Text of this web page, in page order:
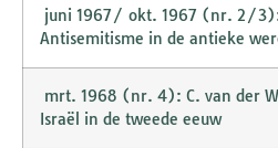
juni 1967/ okt. 1967 (nr. 2/3):
Antisemitisme in de antieke
mrt. 1968 (nr. 4): C. van der
Israël in de tweede eeuw